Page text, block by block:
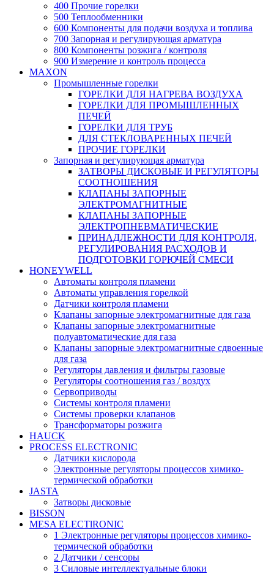
400 Прочие горелки
500 Теплообменники
600 Компоненты для подачи воздуха и топлива
700 Запорная и регулирующая арматура
800 Компоненты розжига / контроля
900 Измерение и контроль процесса
MAXON
Промышленные горелки
ГОРЕЛКИ ДЛЯ НАГРЕВА ВОЗДУХА
ГОРЕЛКИ ДЛЯ ПРОМЫШЛЕННЫХ
ПЕЧЕЙ
ГОРЕЛКИ ДЛЯ ТРУБ
ДЛЯ СТЕКЛОВАРЕННЫХ ПЕЧЕЙ
ПРОЧИЕ ГОРЕЛКИ
Запорная и регулирующая арматура
ЗАТВОРЫ ДИСКОВЫЕ И РЕГУЛЯТОРЫ
СООТНОШЕНИЯ
КЛАПАНЫ ЗАПОРНЫЕ
ЭЛЕКТРОМАГНИТНЫЕ
КЛАПАНЫ ЗАПОРНЫЕ
ЭЛЕКТРОПНЕВМАТИЧЕСКИЕ
ПРИНАДЛЕЖНОСТИ ДЛЯ КОНТРОЛЯ,
РЕГУЛИРОВАНИЯ РАСХОДОВ И
ПОДГОТОВКИ ГОРЮЧЕЙ СМЕСИ
HONEYWELL
Автоматы контроля пламени
Автоматы управления горелкой
Датчики контроля пламени
Клапаны запорные электромагнитные для газа
Клапаны запорные электромагнитные
полуавтоматические для газа
Клапаны запорные электромагнитные сдвоенные
для газа
Регуляторы давления и фильтры газовые
Регуляторы соотношения газ / воздух
Сервоприводы
Системы контроля пламени
Системы проверки клапанов
Трансформаторы розжига
HAUCK
PROCESS ELECTRONIC
Датчики кислорода
Электронные регуляторы процессов химико-
термической обработки
JASTA
Затворы дисковые
BISSON
MESA ELECTlRONIC
1 Электронные регуляторы процессов химико-
термической обработки
2 Датчики / сенсоры
3 Силовые интеллектуальные блоки